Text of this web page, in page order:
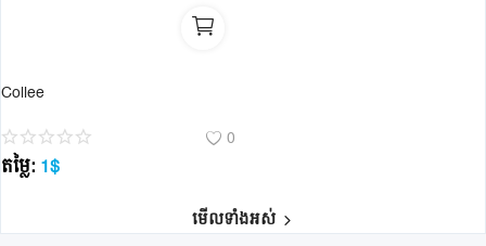
Collee
0
តម្លៃ: 1$
មើលទាំងអស់